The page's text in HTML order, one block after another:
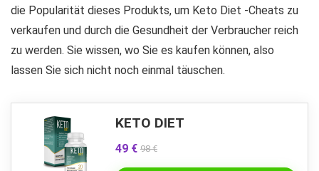
die Popularität dieses Produkts, um Keto Diet -Cheats zu
verkaufen und durch die Gesundheit der Verbraucher reich
zu werden. Sie wissen, wo Sie es kaufen können, also
lassen Sie sich nicht noch einmal täuschen.
KETO DIET
49 € 98 €